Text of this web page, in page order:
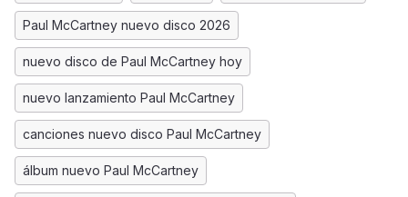
Paul McCartney nuevo disco 2026
nuevo disco de Paul McCartney hoy
nuevo lanzamiento Paul McCartney
canciones nuevo disco Paul McCartney
álbum nuevo Paul McCartney